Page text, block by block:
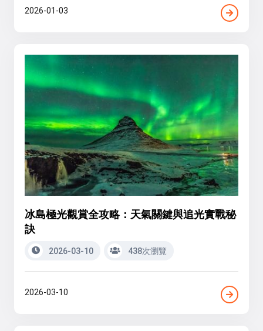
2026-01-03
冰島極光觀賞全攻略：天氣關鍵與追光實戰秘
訣
2026-03-10 438次瀏覽
2026-03-10